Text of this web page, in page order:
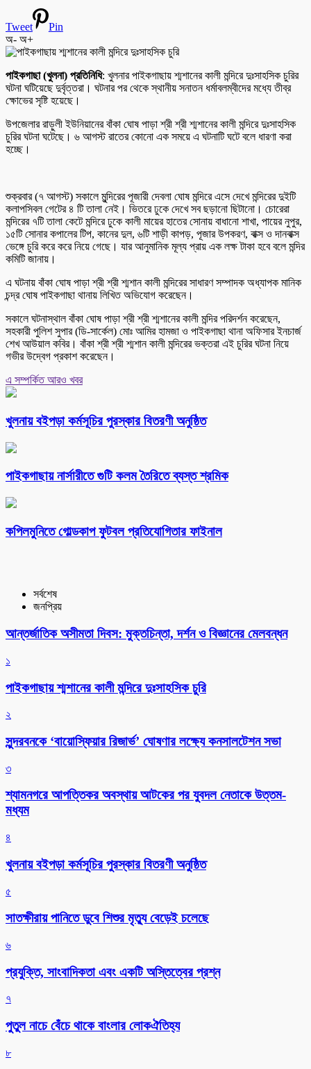
Tweet
Pin
অ- অ+
পাইকগাছা (খুলনা) প্রতিনিধি: খুলনার পাইকগাছায় শ্মশানের কালী মন্দিরে দুঃসাহসিক চুরির
ঘটনা ঘটিয়েছে দুর্বৃত্তরা। ঘটনার পর থেকে স্থানীয় সনাতন ধর্মাবলম্বীদের মধ্যে তীব্র
ক্ষোভের সৃষ্টি হয়েছে।
উপজেলার রাড়ুলী ইউনিয়ানের বাঁকা ঘোষ পাড়া শ্রী শ্রী শ্মশানের কালী মন্দিরে দুঃসাহসিক
চুরির ঘটনা ঘটেছে। ৬ আগস্ট রাতের কোনো এক সময়ে এ ঘটনাটি ঘটে বলে ধারণা করা
হচ্ছে।
শুক্রবার (৭ আগস্ট) সকালে মুন্দিরের পূজারী দেবলা ঘোষ মন্দিরে এসে দেখে মন্দিরের দুইটি
কলাপসিবল গেটের ৪ টি তালা নেই। ভিতরে ঢুকে দেখে সব ছড়ানো ছিটানো। চোরেরা
মন্দিরের ৭টি তালা কেটে মন্দিরে ঢুকে কালী মায়ের হাতের সোনায় বাধানো শাখা, পায়ের নুপুর,
১৫টি সোনার কপালের টিপ, কানের দুল, ৬টি শাড়ী কাপড়, পূজার উপকরণ, বাক্স ও দানবাক্স
ভেঙ্গে চুরি করে করে নিয়ে গেছে। যার আনুমানিক মূল্য প্রায় এক লক্ষ টাকা হবে বলে মন্দির
কমিটি জানায়।
এ ঘটনায় বাঁকা ঘোষ পাড়া শ্রী শ্রী শ্মশান কালী মন্দিরের সাধারণ সম্পাদক অধ্যাপক মানিক
চন্দ্র ঘোষ পাইকগাছা থানায় লিখিত অভিযোগ করেছেন।
সকালে ঘটনাস্থাল বাঁকা ঘোষ পাড়া শ্রী শ্রী শ্মশানের কালী মন্দির পরিদর্শন করেছেন,
সহকারী পুলিশ সুপার (ডি-সার্কেল) মোঃ আমির হামজা ও পাইকগাছা থানা অফিসার ইনচার্জ
শেখ আউয়াল কবির। বাঁকা শ্রী শ্রী শ্মশান কালী মন্দিরের ভক্তরা এই চুরির ঘটনা নিয়ে
গভীর উদ্বেগ প্রকাশ করেছেন।
এ সম্পর্কিত আরও খবর
খুলনায় বইপড়া কর্মসূচির পুরস্কার বিতরণী অনুষ্ঠিত
পাইকগাছায় নার্সারীতে গুটি কলম তৈরিতে ব্যস্ত শ্রমিক
কপিলমুনিতে গোল্ডকাপ ফুটবল প্রতিযোগিতার ফাইনাল
সর্বশেষ
জনপ্রিয়
আন্তর্জাতিক অসীমতা দিবস: মুক্তচিন্তা, দর্শন ও বিজ্ঞানের মেলবন্ধন
১
পাইকগাছায় শ্মশানের কালী মন্দিরে দুঃসাহসিক চুরি
২
সুন্দরবনকে ‘বায়োস্ফিয়ার রিজার্ভ’ ঘোষণার লক্ষ্যে কনসালটেশন সভা
৩
শ্যামনগরে আপত্তিকর অবস্থায় আটকের পর যুবদল নেতাকে উত্তম-
মধ্যম
৪
খুলনায় বইপড়া কর্মসূচির পুরস্কার বিতরণী অনুষ্ঠিত
৫
সাতক্ষীরায় পানিতে ডুবে শিশুর মৃত্যু বেড়েই চলেছে
৬
প্রযুক্তি, সাংবাদিকতা এবং একটি অস্তিত্বের প্রশ্ন
৭
পুতুল নাচে বেঁচে থাকে বাংলার লোকঐতিহ্য
৮